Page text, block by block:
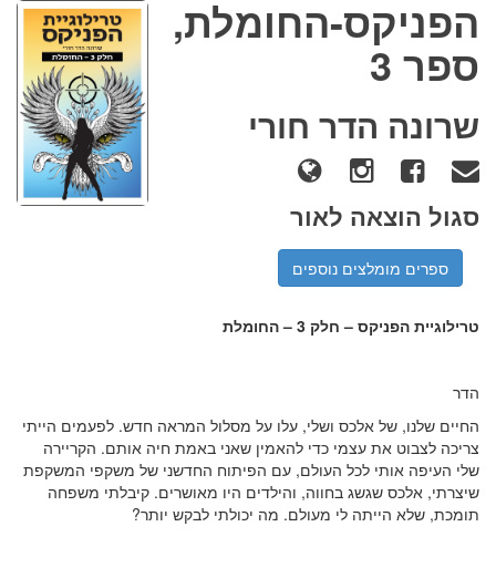
הפניקס-החומלת,
ספר 3
שרונה הדר חורי
סגול הוצאה לאור
ספרים מומלצים נוספים
טרילוגיית הפניקס – חלק 3 – החומלת
הדר
החיים שלנו, של אלכס ושלי, עלו על מסלול המראה חדש. לפעמים הייתי
צריכה לצבוט את עצמי כדי להאמין שאני באמת חיה אותם. הקריירה
שלי העיפה אותי לכל העולם, עם הפיתוח החדשני של משקפי המשקפת
שיצרתי, אלכס שגשג בחווה, והילדים היו מאושרים. קיבלתי משפחה
תומכת, שלא הייתה לי מעולם. מה יכולתי לבקש יותר?